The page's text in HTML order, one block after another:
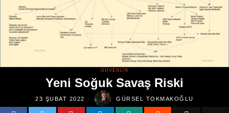
GÜVENLIK
Yeni Soğuk Savaş Riski
23 ŞUBAT 2022 GÜRSEL TOKMAKOĞLU